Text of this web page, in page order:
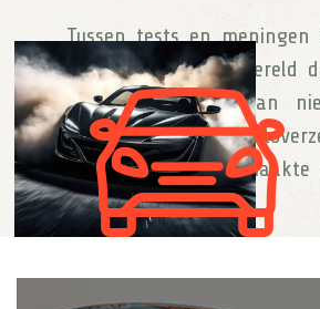
Tussen tests en meningen
reviews in de autowereld
van de aankoop van
reserveonderdelen,
zelfs op maat gemaakte
voor autodelen.